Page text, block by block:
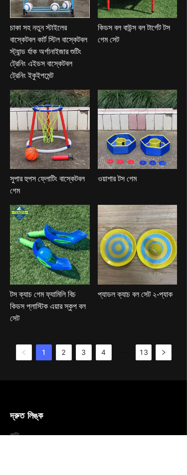
চাকা সহ নতুন স্টাইলের
বাস্কেটবল কার্ট স্টিল বাস্কেটবল
স্ট্যান্ড র্যাক অর্গানাইজার শুটিং
ট্রেনিং এইডস বাস্কেটবল
ট্রেনিং ইকুইপমেন্ট
কিডস বল বাউন্স বল টার্গেট টস
গেম সেট
সুপার হুপস ফ্লোটিং বাস্কেটবল
গেম
ওয়াশার টস গেম
টস ক্যাচ গেম ফ্যামিলি বিচ
কিডস প্লাস্টিক এয়ার স্কুপ বল
সেট
প্যাডল ক্যাচ বল সেট ২-প্যাক
1 2 3 4 13
দ্রুত লিঙ্ক
বাড়ি
BN